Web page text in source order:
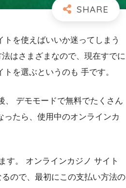
を使えばいいか迷ってしまう
はさまざまなので、現在すでに
を選ぶというのも 手です。
、 デモモードで無料でたくさん
たら、使用中のオンラインカ
す。 オンラインカジノ サイト
ので、最初にこの支払い方法の